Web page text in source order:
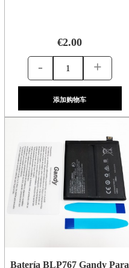
€2.00
- +
添加购物车
Batería BLP767 Gandy Para